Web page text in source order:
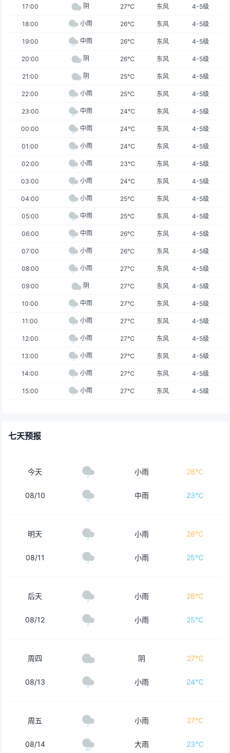
17:00 阴 27℃ 东风 4-5级
18:00 小雨 26℃ 东风 4-5级
19:00 中雨 26℃ 东风 4-5级
20:00 阴 26℃ 东风 4-5级
21:00 阴 25℃ 东风 4-5级
22:00 小雨 25℃ 东风 4-5级
23:00 中雨 24℃ 东风 4-5级
00:00 中雨 24℃ 东风 4-5级
01:00 小雨 24℃ 东风 4-5级
02:00 小雨 23℃ 东风 4-5级
03:00 小雨 24℃ 东风 4-5级
04:00 小雨 25℃ 东风 4-5级
05:00 中雨 25℃ 东风 4-5级
06:00 中雨 26℃ 东风 4-5级
07:00 小雨 26℃ 东风 4-5级
08:00 小雨 27℃ 东风 4-5级
09:00 阴 27℃ 东风 4-5级
10:00 中雨 27℃ 东风 4-5级
11:00 小雨 27℃ 东风 4-5级
12:00 小雨 27℃ 东风 4-5级
13:00 小雨 27℃ 东风 4-5级
14:00 小雨 27℃ 东风 4-5级
15:00 小雨 27℃ 东风 4-5级
七天预报
今天 小雨 28℃
08/10 中雨 23℃
明天 小雨 28℃
08/11 小雨 25℃
后天 小雨 28℃
08/12 小雨 25℃
周四 阴 27℃
08/13 小雨 24℃
周五 小雨 27℃
08/14 大雨 23℃